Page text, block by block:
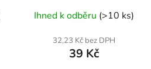
Ihned k odběru (>10 ks)
32,23 Kč bez DPH
39 Kč